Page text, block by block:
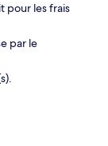
pour les frais
par le